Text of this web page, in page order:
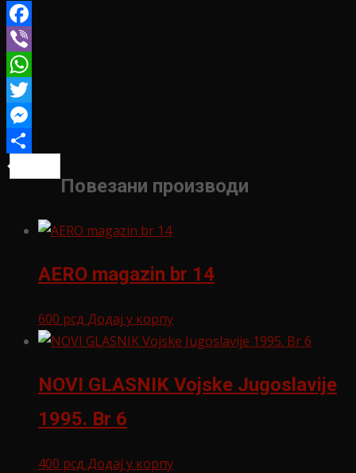
Facebook
Viber
WhatsApp
Twitter
Messenger
Повезани производи
AERO magazin br 14
600 рсд Додај у корпу
NOVI GLASNIK Vojske Jugoslavije
1995. Br 6
400 рсд Додај у корпу